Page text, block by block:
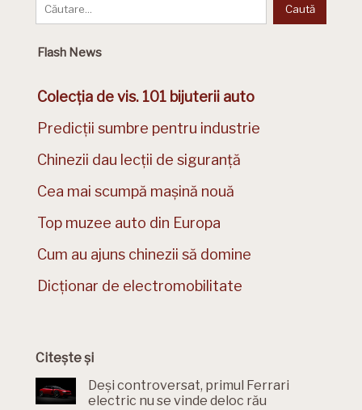
Flash News
Colecția de vis. 101 bijuterii auto
Predicții sumbre pentru industrie
Chinezii dau lecții de siguranță
Cea mai scumpă mașină nouă
Top muzee auto din Europa
Cum au ajuns chinezii să domine
Dicționar de electromobilitate
Citește și
Deși controversat, primul Ferrari
electric nu se vinde deloc rău